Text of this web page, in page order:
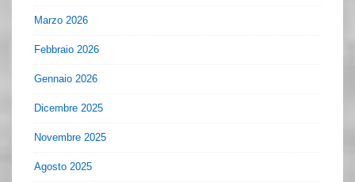
Marzo 2026
Febbraio 2026
Gennaio 2026
Dicembre 2025
Novembre 2025
Agosto 2025